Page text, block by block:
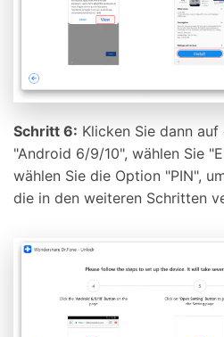
Schritt 6: Klicken Sie dann
"Android 6/9/10", wählen Sie
wählen Sie die Option "PIN",
die in den weiteren Schritten